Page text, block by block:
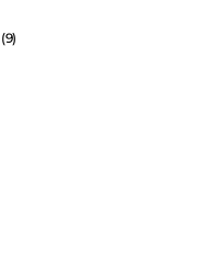
(9)